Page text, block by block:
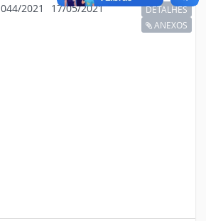
044/2021 17/05/2021
DETALHES
ANEXOS